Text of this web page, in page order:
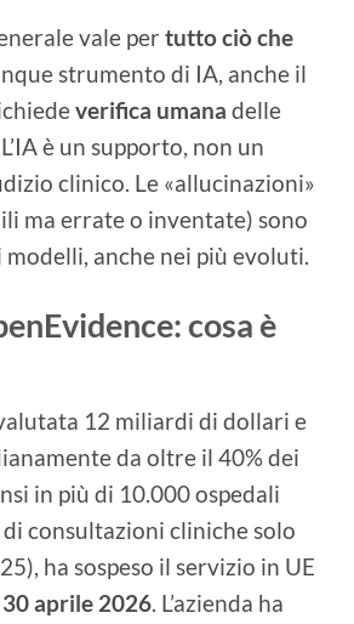
vale per tutto ciò che
strumento di IA, anche il
verifica umana delle
è un supporto, non un
clinico. Le «allucinazioni»
ma errate o inventate) sono
anche nei più evoluti.
cosa è
12 miliardi di dollari e
da oltre il 40% dei
in più di 10.000 ospedali
consultazioni cliniche solo
ha sospeso il servizio in UE
30 aprile 2026. L’azienda ha